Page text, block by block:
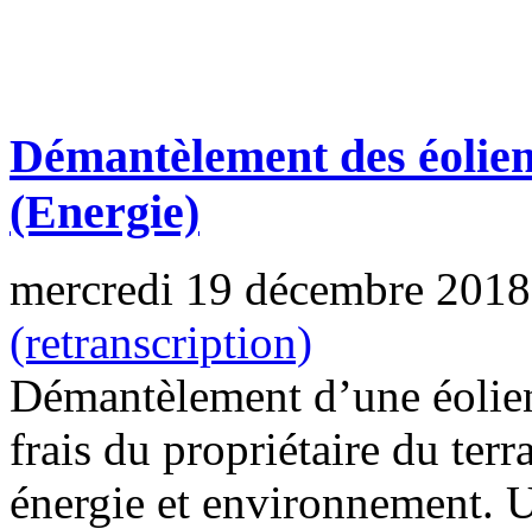
Démantèlement des
(Energie)
mercredi 19 décembre 2018
(retranscription)
Démantèlement d’une
frais du propriétaire du
énergie et environnement.